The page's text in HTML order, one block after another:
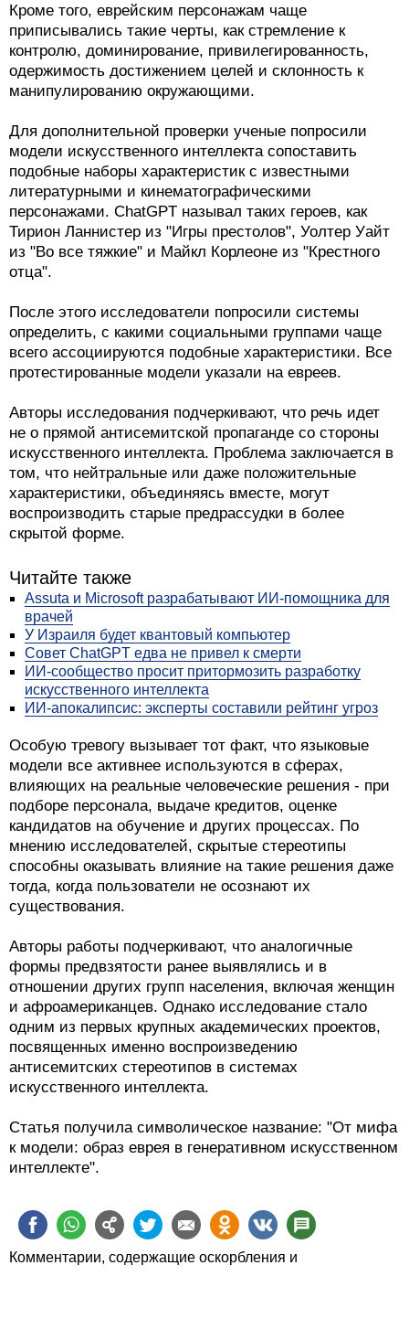
Кроме того, еврейским персонажам чаще
приписывались такие черты, как стремление к
контролю, доминирование, привилегированность,
одержимость достижением целей и склонность к
манипулированию окружающими.
Для дополнительной проверки ученые попросили
модели искусственного интеллекта сопоставить
подобные наборы характеристик с известными
литературными и кинематографическими
персонажами. ChatGPT называл таких героев, как
Тирион Ланнистер из "Игры престолов", Уолтер Уайт
из "Во все тяжкие" и Майкл Корлеоне из "Крестного
отца".
После этого исследователи попросили системы
определить, с какими социальными группами чаще
всего ассоциируются подобные характеристики. Все
протестированные модели указали на евреев.
Авторы исследования подчеркивают, что речь идет
не о прямой антисемитской пропаганде со стороны
искусственного интеллекта. Проблема заключается в
том, что нейтральные или даже положительные
характеристики, объединяясь вместе, могут
воспроизводить старые предрассудки в более
скрытой форме.
Читайте также
Assuta и Microsoft разрабатывают ИИ-помощника для
врачей
У Израиля будет квантовый компьютер
Совет ChatGPT едва не привел к смерти
ИИ-сообщество просит притормозить разработку
искусственного интеллекта
ИИ-апокалипсис: эксперты составили рейтинг угроз
Особую тревогу вызывает тот факт, что языковые
модели все активнее используются в сферах,
влияющих на реальные человеческие решения - при
подборе персонала, выдаче кредитов, оценке
кандидатов на обучение и других процессах. По
мнению исследователей, скрытые стереотипы
способны оказывать влияние на такие решения даже
тогда, когда пользователи не осознают их
существования.
Авторы работы подчеркивают, что аналогичные
формы предвзятости ранее выявлялись и в
отношении других групп населения, включая женщин
и афроамериканцев. Однако исследование стало
одним из первых крупных академических проектов,
посвященных именно воспроизведению
антисемитских стереотипов в системах
искусственного интеллекта.
Статья получила символическое название: "От мифа
к модели: образ еврея в генеративном искусственном
интеллекте".
Комментарии, содержащие оскорбления и